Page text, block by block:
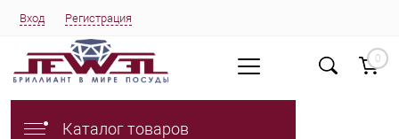
Вход Регистрация
0
Каталог товаров